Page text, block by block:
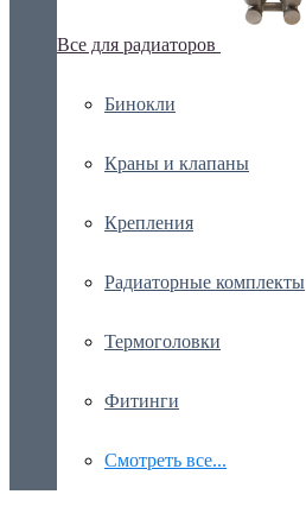
Все для радиаторов
Бинокли
Краны и клапаны
Крепления
Радиаторные комплекты
Термоголовки
Фитинги
Смотреть все...